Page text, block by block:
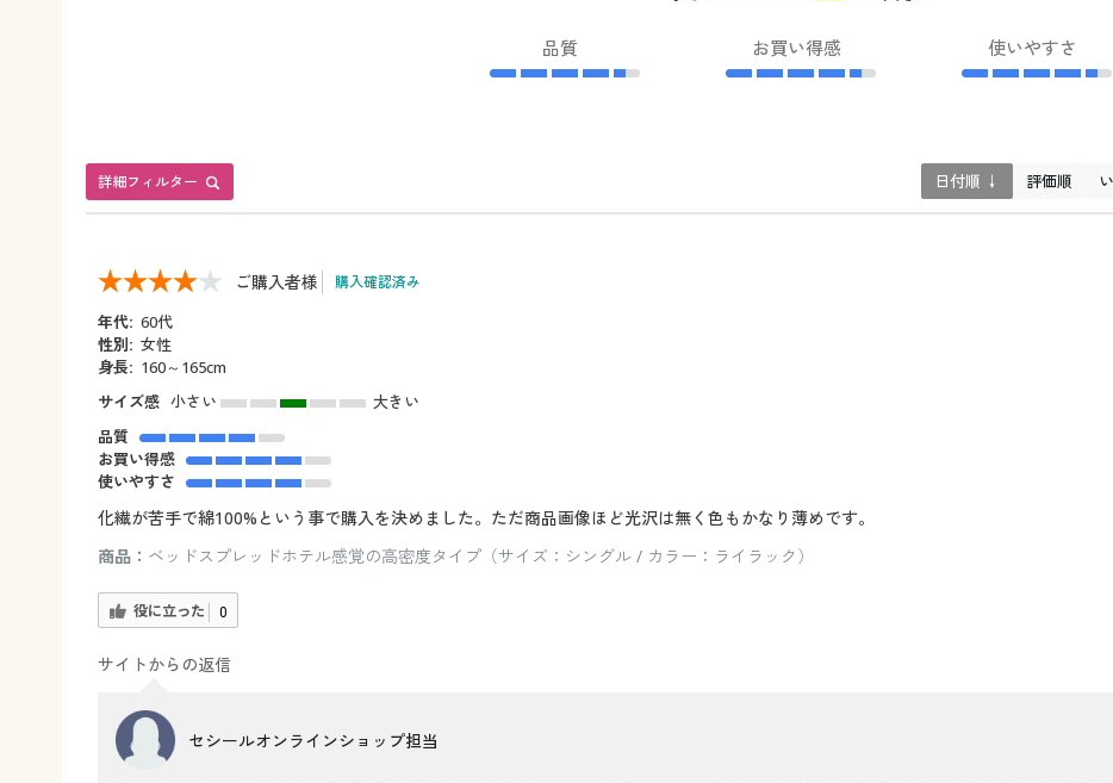
品質 お買い得感 使いやすさ
詳細フィルター 日付順 ↓ 評価順
ご購入者様 購入確認済み
年代: 60代
性別: 女性
身長: 160～165cm
サイズ感 小さい
大きい
品質
お買い得感
使いやすさ
化繊が苦手で綿100%という事で購入を決めました。ただ商品画像ほど光沢は無く色もかなり薄めです。
商品： ベッドスプレッドホテル感覚の高密度タイプ（サイズ：シングル / カラー：ライラック）
役に立った 0
サイトからの返信
セシールオンラインショップ担当